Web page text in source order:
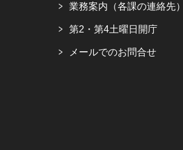
業務案内（各課の連絡先）
第2・第4土曜日開庁
メールでのお問合せ